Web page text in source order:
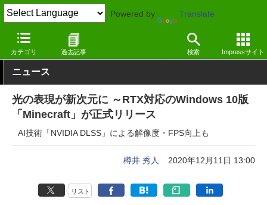
Powered by Translate
カテゴリ 過去記事 検索 Impressサイト
窓の杜 エンタメ ゲーム
ニュース
光の表現が新次元に ～RTX対応のWindows 10版
「Minecraft」が正式リリース
AI技術「NVIDIA DLSS」による解像度・FPS向上も
樽井 秀人 2020年12月11日 13:00
リスト